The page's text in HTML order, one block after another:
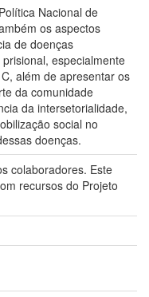
Nacional de
os aspectos
de doenças
especialmente
além de apresentar os
da comunidade
da intersetorialidade,
social no
doenças.
colaboradores. Este
recursos do Projeto